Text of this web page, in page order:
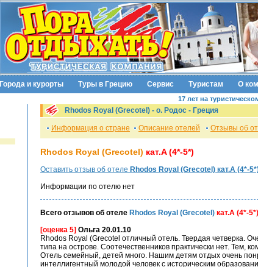
Города и курорты Туры в Грецию Сервис Туристам О
17 лет на
Rhodos Royal (Grecotel) - о. Родос - Греция
Информация о стране Описание отелей Отзывы об
Rhodos Royal (Grecotel) кат.A (4*-5*)
Оставить отзыв об отеле Rhodos Royal (Grecotel) кат.A (4*-
Информации по отелю нет
Всего отзывов об отеле Rhodos Royal (Grecotel) кат.A (4*-5*)
[оценка 5] Ольга 20.01.10
Rhodos Royal (Grecotel отличный отель. Твердая четверка.
типа на острове. Соотечественников практически нет. Тем,
Отель семейный, детей много. Нашим детям отдых очень
интеллигентный молодой человек с историческим